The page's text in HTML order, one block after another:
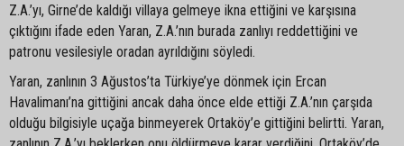
Z.A.’yı, Girne’de kaldığı villaya gelmeye ikna ettiğini ve karşısına
çıktığını ifade eden Yaran, Z.A.’nın burada zanlıyı reddettiğini ve
patronu vesilesiyle oradan ayrıldığını söyledi.
Yaran, zanlının 3 Ağustos’ta Türkiye’ye dönmek için Ercan
Havalimanı’na gittiğini ancak daha önce elde ettiği Z.A.’nın çarşıda
olduğu bilgisiyle uçağa binmeyerek Ortaköy’e gittiğini belirtti. Yaran,